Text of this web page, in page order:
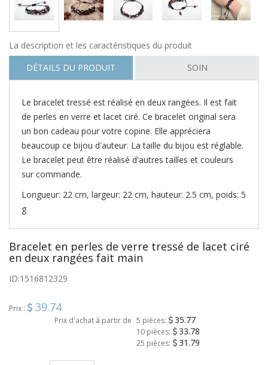
La description et les caractéristiques du produit
DÉTAILS DU PRODUIT
SOIN
Le bracelet tressé est réalisé en deux rangées. Il est fait
de perles en verre et lacet ciré. Ce bracelet original sera
un bon cadeau pour votre copine. Elle appréciera
beaucoup ce bijou d'auteur. La taille du bijou est réglable.
Le bracelet peut être réalisé d'autres tailles et couleurs
sur commande.
Longueur: 22 cm, largeur: 22 cm, hauteur: 2.5 cm, poids: 5
g
Bracelet en perles de verre tressé de lacet ciré
en deux rangées fait main
ID:1516812329
Prix : 39.74
Prix d'achat à partir de 5 pièces: 35.77
10 pièces: 33.78
25 pièces: 31.79